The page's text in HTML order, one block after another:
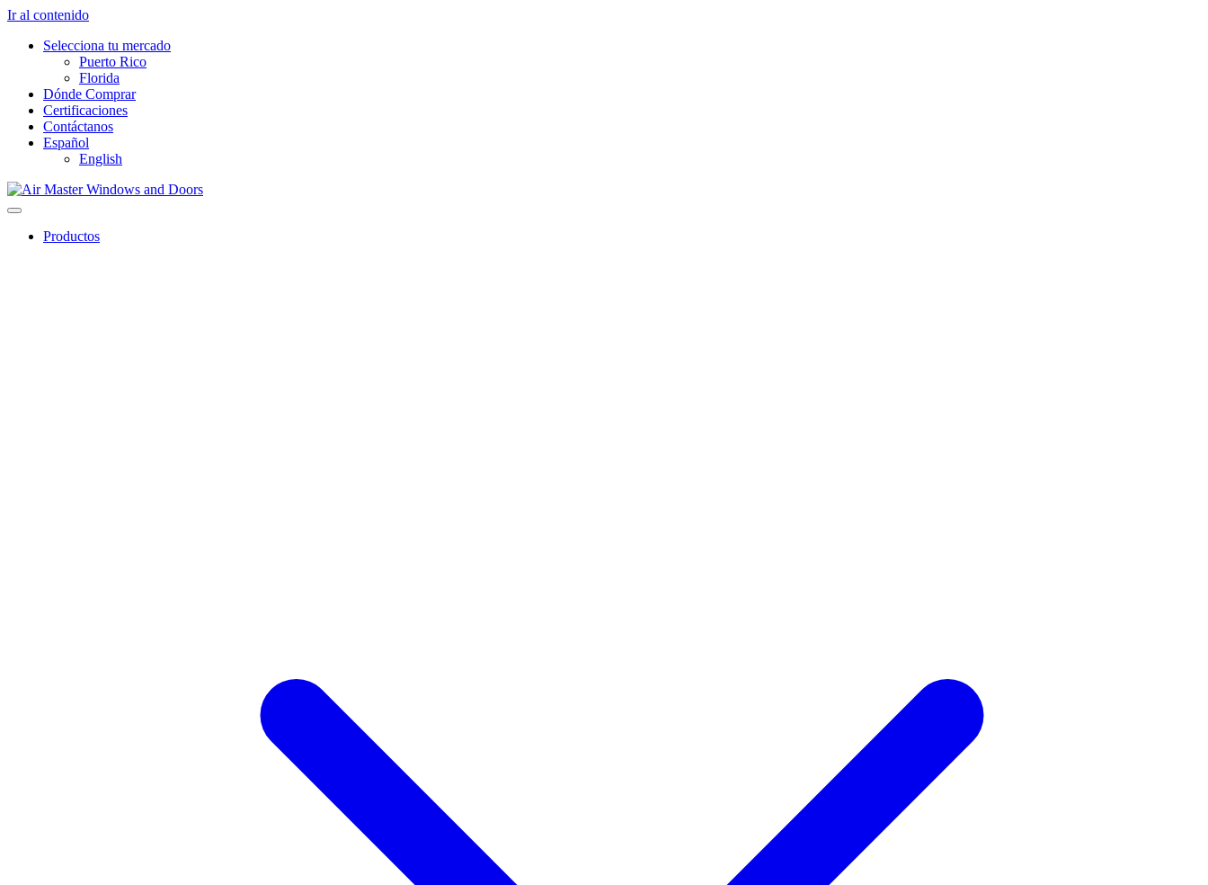
Ir al contenido
Selecciona tu mercado
Puerto Rico
Florida
Dónde Comprar
Certificaciones
Contáctanos
Español
English
Productos